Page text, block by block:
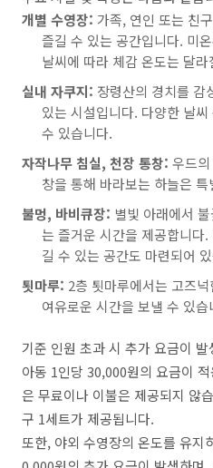
개별 수영장: 가족, 연인 또는 친
즐길 수 있는 공간입니다. 미
날씨에 따라 체감 온도는 달
실내 자쿠지: 장령산의 경치를 감
있는 시설입니다. 다양한 날
수 있습니다.
자작나무 침실, 천장 통창: 우드
창을 통해 바라보는 하늘은
불멍, 바비큐장: 별빛 아래에서
는 즐거운 시간을 제공합니다
길 수 있는 공간도 마련되어
툇마루: 2층 툇마루에서는 고즈
여유로운 시간을 보낼 수 있습
기준 인원 초과 시 추가 요금이
아동 1인당 30,000원의 요금이
은 무료이나 이불은 제공되지 않
구 1세트가 제공됩니다.
또한, 야외 수영장의 온도를 유지